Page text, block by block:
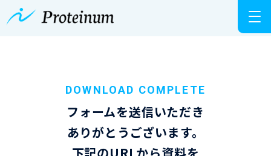
DOWNLOAD COMPLETE
フォームを送信いただき
ありがとうございます。